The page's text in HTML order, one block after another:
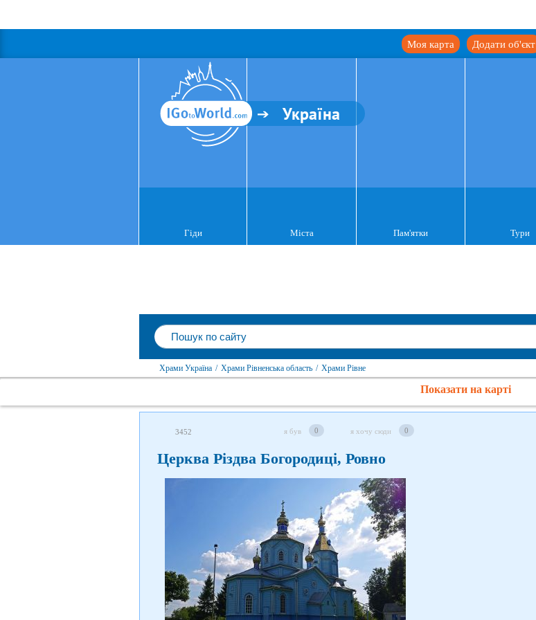
Додати об'єкт
Моя карта
Україна
Гіди Міста Пам'ятки Тури
Храми Україна / Храми Рівненська область / Храми Рівне
Показати на карті
3452 я був 0 я хочу сюди 0
Церква Різдва Богородиці, Ровно